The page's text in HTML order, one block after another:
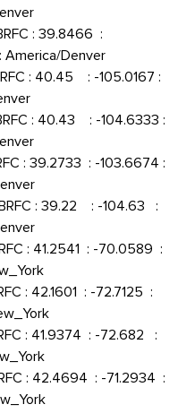
: 39.8466 :
Denver
: 40.45 : -105.0167 :
: 40.43 : -104.6333 :
: 39.2733 : -103.6674 :
: 39.22 : -104.63 :
: 41.2541 : -70.0589 :
: 42.1601 : -72.7125 :
: 41.9374 : -72.682 :
: 42.4694 : -71.2934 :